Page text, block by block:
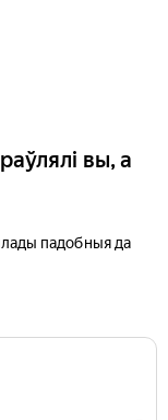
вы, а
падобныя да